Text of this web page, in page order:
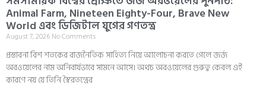
Animal Farm, Nineteen Eighty-Four, Brave New
World এবং ডিজিটাল যুগের গণতন্ত্র
August 7, 2026 No Comments
প্রস্তাবনা বিশ শতকের রাজনৈতিক সাহিত্য নিয়ে আলোচনা করতে গেলে জর্জ
অরওয়েলের নাম অনিবার্যভাবে সামনে আসে। অথচ অরওয়েলের গুরুত্ব কেবল এই
কারণে নয় যে তিনি স্বৈরতন্ত্রের